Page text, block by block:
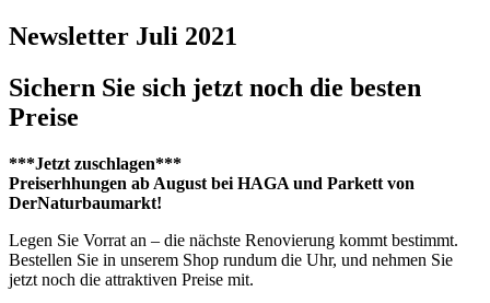
Newsletter Juli 2021
Sichern Sie sich jetzt noch die besten
Preise
***Jetzt zuschlagen***
Preiserhhungen ab August bei HAGA und Parkett von
DerNaturbaumarkt!
Legen Sie Vorrat an – die nächste Renovierung kommt bestimmt.
Bestellen Sie in unserem Shop rundum die Uhr, und nehmen Sie
jetzt noch die attraktiven Preise mit.